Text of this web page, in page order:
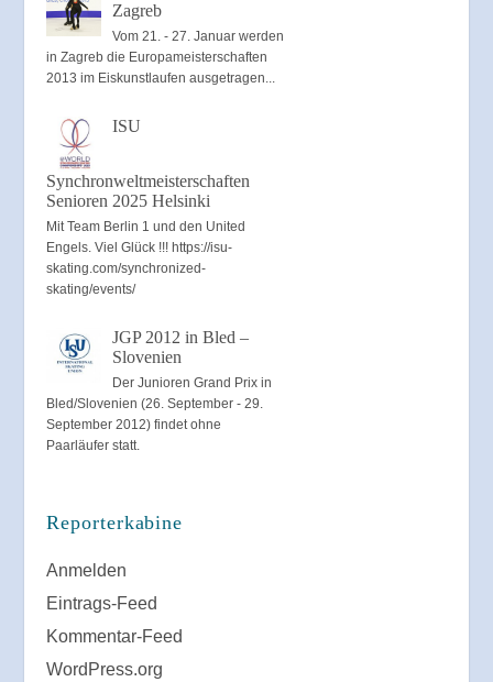
Zagreb
Vom 21. - 27. Januar werden
in Zagreb die Europameisterschaften
2013 im Eiskunstlaufen ausgetragen...
ISU
Synchronweltmeisterschaften
Senioren 2025 Helsinki
Mit Team Berlin 1 und den United
Engels. Viel Glück !!! https://isu-
skating.com/synchronized-
skating/events/
JGP 2012 in Bled –
Slovenien
Der Junioren Grand Prix in
Bled/Slovenien (26. September - 29.
September 2012) findet ohne
Paarläufer statt.
Reporterkabine
Anmelden
Eintrags-Feed
Kommentar-Feed
WordPress.org